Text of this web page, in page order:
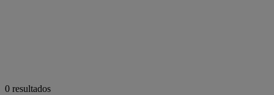
0 resultados